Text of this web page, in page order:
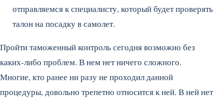
отправляемся к специалисту, который будет проверять
талон на посадку в самолет.
Пройти таможенный контроль сегодня возможно без
каких-либо проблем. В нем нет ничего сложного.
Многие, кто ранее ни разу не проходил данной
процедуры, довольно трепетно относится к ней. В ней нет